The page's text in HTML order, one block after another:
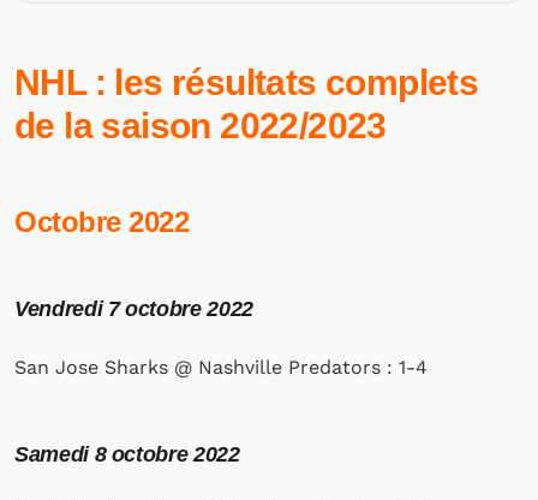
NHL : les résultats complets
de la saison 2022/2023
Octobre 2022
Vendredi 7 octobre 2022
San Jose Sharks @ Nashville Predators : 1-4
Samedi 8 octobre 2022